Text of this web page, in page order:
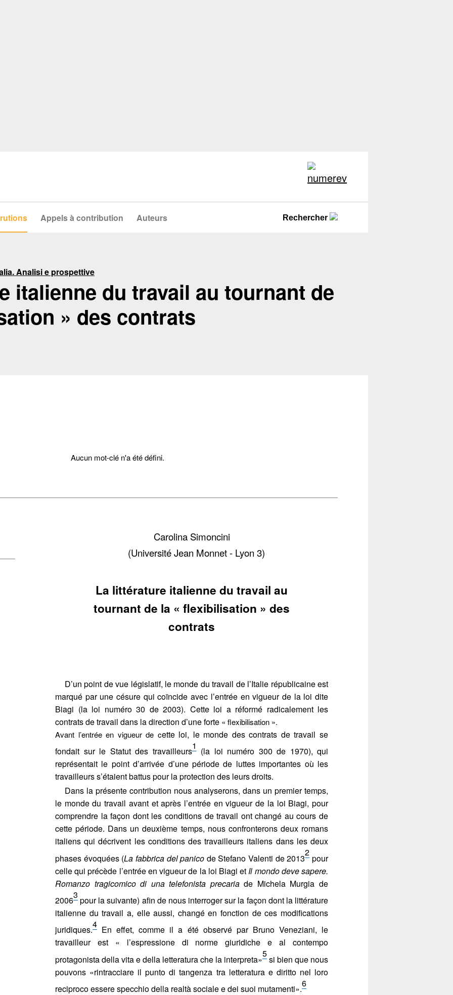
Appels à contribution Auteurs Rechercher
Analisi e prospettive
italienne du travail au tournant de
» des contrats
Aucun mot-clé n'a été défini.
Carolina Simoncini
(Université Jean Monnet - Lyon 3)
La littérature italienne du travail au
tournant de la « flexibilisation » des
contrats
D’un point de vue législatif, le monde du travail de l’Italie républicaine est
marqué par une césure qui coïncide avec l’entrée en vigueur de la loi dite
Biagi (la loi numéro 30 de 2003). Cette loi a réformé radicalement les
contrats de travail dans la direction d’une forte « flexibilisation ».
Avant l’entrée en vigueur de cette loi, le monde des contrats de travail se
fondait sur le Statut des travailleurs1(la loi numéro 300 de 1970), qui
représentait le point d’arrivée d’une période de luttes importantes où les
travailleurs s’étaient battus pour la protection des leurs droits.
Dans la présente contribution nous analyserons, dans un premier temps,
le monde du travail avant et après l’entrée en vigueur de la loi Biagi, pour
comprendre la façon dont les conditions de travail ont changé au cours de
cette période. Dans un deuxième temps, nous confronterons deux romans
italiens qui décrivent les conditions des travailleurs italiens dans les deux
phases évoquées (La fabbrica del panico de Stefano Valenti de 20132pour
cellequi précède l’entrée en vigueur de la loi Biagi etIl mondo deve sapere.
Romanzo tragicomico di una telefonista precariade Michela Murgia de
20063 pour la suivante) afin de nous interroger sur la façon dont la littérature
italienne du travail a, elle aussi, changé en fonction de ces modifications
juridiques.4 En effet, comme il a été observé par Bruno Veneziani, le
travailleur est « l’espressione di norme giuridiche e al contempo
protagonista della vita e della letteratura che la interpreta»5si bien que nous
pouvons «rintracciare il punto di tangenza tra letteratura e diritto nel loro
reciproco essere specchio della realtà sociale e dei suoi mutamenti».6